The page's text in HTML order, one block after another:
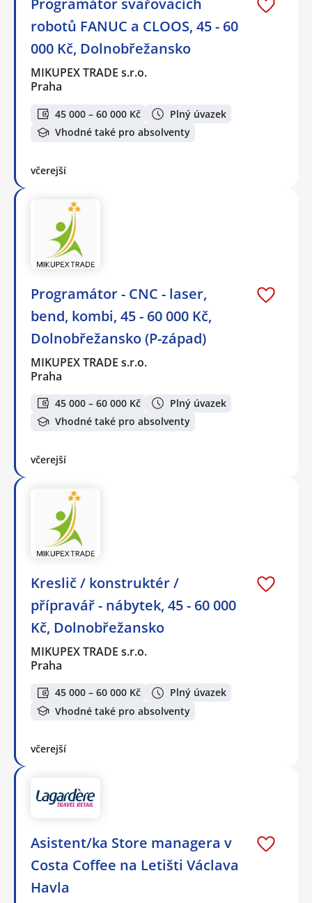
Programátor svařovacích
robotů FANUC a CLOOS, 45 - 60
000 Kč, Dolnobřežansko
MIKUPEX TRADE s.r.o.
Praha
45 000 – 60 000 Kč
Plný úvazek
Vhodné také pro absolventy
včerejší
Programátor - CNC - laser,
bend, kombi, 45 - 60 000 Kč,
Dolnobřežansko (P-západ)
MIKUPEX TRADE s.r.o.
Praha
45 000 – 60 000 Kč
Plný úvazek
Vhodné také pro absolventy
včerejší
Kreslič / konstruktér /
přípravář - nábytek, 45 - 60 000
Kč, Dolnobřežansko
MIKUPEX TRADE s.r.o.
Praha
45 000 – 60 000 Kč
Plný úvazek
Vhodné také pro absolventy
včerejší
Asistent/ka Store managera v
Costa Coffee na Letišti Václava
Havla